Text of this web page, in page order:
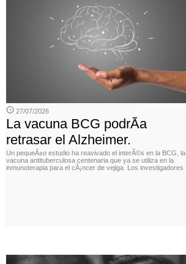
27/07/2026
La vacuna BCG podrÃ­a
retrasar el Alzheimer.
Un pequeÃ±o estudio ha reavivado el interÃ©s en la BCG, la
vacuna antituberculosa centenaria que ya se utiliza en la
inmunoterapia para el cÃ¡ncer de vejiga. Los investigadores